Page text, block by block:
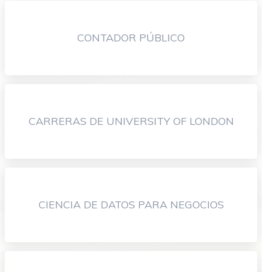
CONTADOR PÚBLICO
CARRERAS DE UNIVERSITY OF LONDON
CIENCIA DE DATOS PARA NEGOCIOS